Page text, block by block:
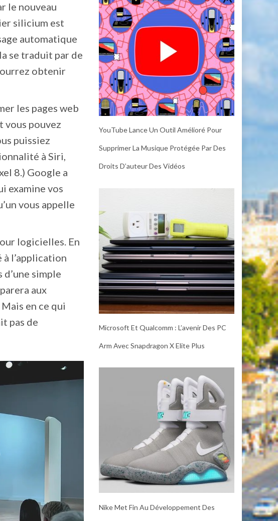
le nouveau
silicium est
automatique
se traduit par de
obtenir
les pages web
vous pouvez
puissiez
à Siri,
8.) Google a
examine vos
vous appelle
logicielles. En
l’application
simple
aux
en ce qui
pas de
YouTube Lance Un Outil Amélioré Pour
Supprimer La Musique Protégée Par Des
Droits D’auteur Des Vidéos
Microsoft Et Qualcomm : L’avenir Des PC
Arm Avec Snapdragon X Elite Plus
Nike Met Fin Au Développement Des